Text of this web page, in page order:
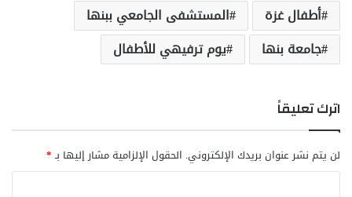
أطفال غزة
المستشفى الجامعي ببنها
جامعة بنها
يوم ترفيهي للأطفال
اترك تعليقاً
لن يتم نشر عنوان بريدك الإلكتروني. الحقول الإلزامية مشار إليها بـ*